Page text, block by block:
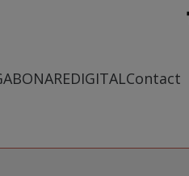
ABONAREDIGITALContact